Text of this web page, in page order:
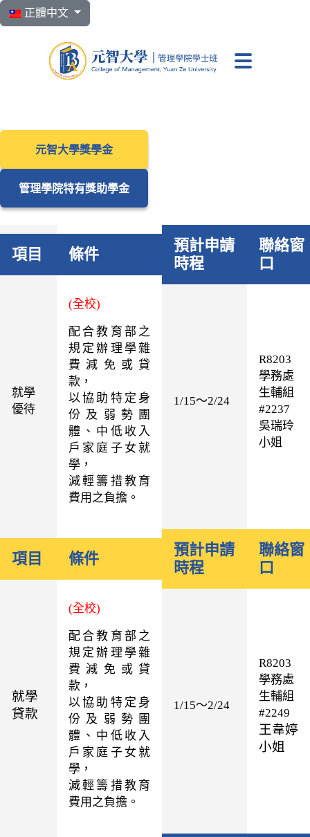
選擇你的語言
正體中文
元智大學獎學金
管理學院特有獎助學金
項目 條件
預計申請
時程
聯絡窗
口
就學
優待
(全校)
配合教育部之
規定辦理學雜
費減免或貸
款，
以協助特定身
份及弱勢團
體、中低收入
戶家庭子女就
學，
減輕籌措教育
費用之負擔。
1/15～2/24
R8203
學務處
生輔組
#2237
吳瑞玲
小姐
項目 條件
預計申請
時程
聯絡窗
口
就學
貸款
(全校)
配合教育部之
規定辦理學雜
費減免或貸
款，
以協助特定身
份及弱勢團
體、中低收入
戶家庭子女就
學，
減輕籌措教育
費用之負擔。
1/15～2/24
R8203
學務處
生輔組
#2249
王韋婷
小姐